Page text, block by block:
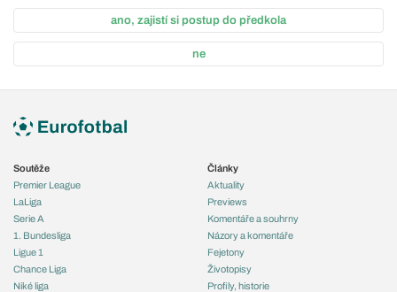
ano, zajistí si postup do předkola
ne
Soutěže
Premier League
LaLiga
Serie A
1. Bundesliga
Ligue 1
Chance Liga
Niké liga
Články
Aktuality
Previews
Komentáře a souhrny
Názory a komentáře
Fejetony
Životopisy
Profily, historie